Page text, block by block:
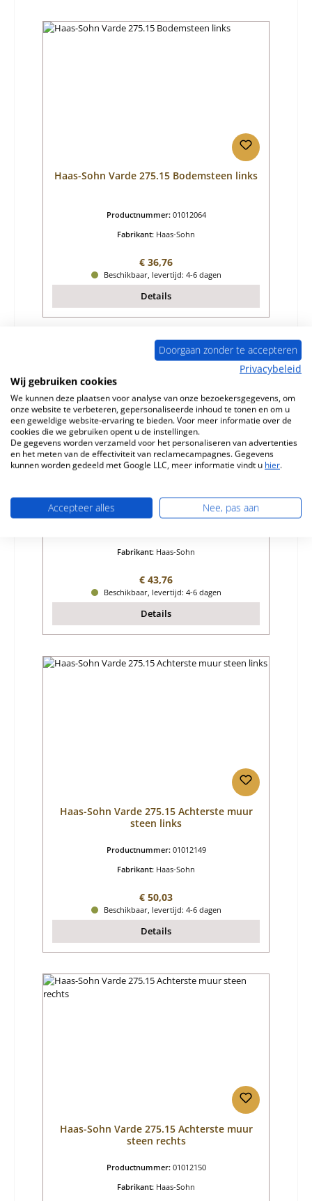
Haas-Sohn Varde 275.15 Bodemsteen links
Productnummer: 01012064
Fabrikant: Haas-Sohn
Normale prijs:
€ 36,76
Beschikbaar, levertijd: 4-6 dagen
Details
Fabrikant: Haas-Sohn
Normale prijs:
€ 43,76
Beschikbaar, levertijd: 4-6 dagen
Details
Haas-Sohn Varde 275.15 Achterste muur
steen links
Productnummer: 01012149
Fabrikant: Haas-Sohn
Normale prijs:
€ 50,03
Beschikbaar, levertijd: 4-6 dagen
Details
Haas-Sohn Varde 275.15 Achterste muur
steen rechts
Productnummer: 01012150
Fabrikant: Haas-Sohn
Doorgaan zonder te accepteren
Privacybeleid
Wij gebruiken cookies
We kunnen deze plaatsen voor analyse van onze bezoekersgegevens, om
onze website te verbeteren, gepersonaliseerde inhoud te tonen en om u
een geweldige website-ervaring te bieden. Voor meer informatie over de
cookies die we gebruiken opent u de instellingen.
De gegevens worden verzameld voor het personaliseren van advertenties
en het meten van de effectiviteit van reclamecampagnes. Gegevens
kunnen worden gedeeld met Google LLC, meer informatie vindt u hier.
Accepteer alles Nee, pas aan